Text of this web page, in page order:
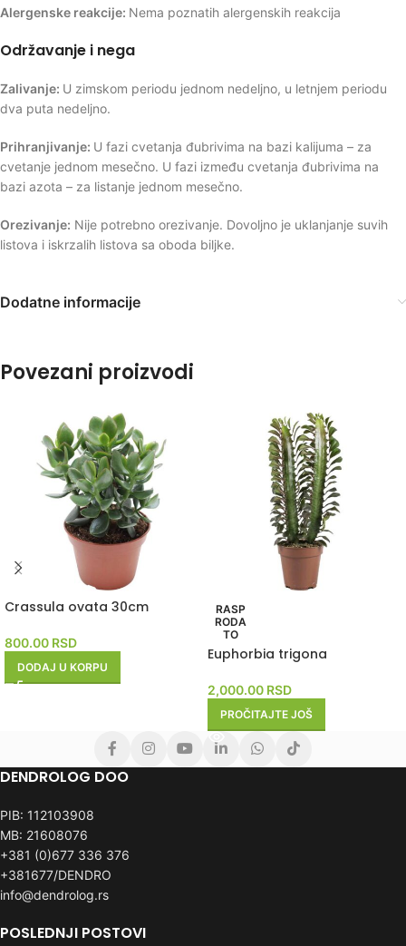
Alergenske reakcije: Nema poznatih alergenskih reakcija
Održavanje i nega
Zalivanje: U zimskom periodu jednom nedeljno, u letnjem periodu
dva puta nedeljno.
Prihranjivanje: U fazi cvetanja đubrivima na bazi kalijuma – za
cvetanje jednom mesečno. U fazi između cvetanja đubrivima na
bazi azota – za listanje jednom mesečno.
Orezivanje: Nije potrebno orezivanje. Dovoljno je uklanjanje suvih
listova i iskrzalih listova sa oboda biljke.
Dodatne informacije
Povezani proizvodi
Crassula ovata 30cm
800.00 RSD
DODAJ U KORPU
RASP
RODA
TO
Euphorbia trigona
2,000.00 RSD
PROČITAJTE JOŠ
DENDROLOG DOO
PIB: 112103908
MB: 21608076
+381 (0)677 336 376
+381677/DENDRO
info@dendrolog.rs
POSLEDNJI POSTOVI